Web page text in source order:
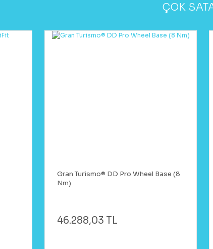
ÇOK
Gran Turismo® DD Pro Wheel Base (8
Nm)
46.288,03 TL